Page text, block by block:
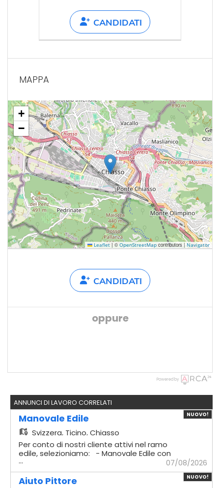
CANDIDATI
MAPPA
+
−
Leaflet |©OpenStreetMapcontributors |Navigator
CANDIDATI
oppure
Powered by
ANNUNCI DI LAVORO CORRELATI
NUOVO!
Manovale Edile
Svizzera, Ticino, Chiasso
Per conto di nostri cliente attivi nel ramo
edile, selezioniamo: - Manovale Edile con
esperienza Mansionario - Logistica
materiali: Gestione
dell'approvvigionamento e del trasporto
... 07/08/2026
NUOVO!
Aiuto Pittore